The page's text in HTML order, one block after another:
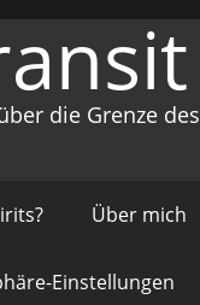
die Grenze
Über mich
Einstellungen